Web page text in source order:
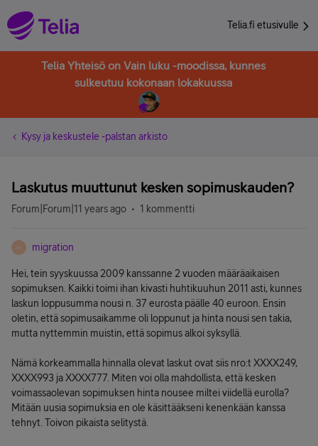
Telia.fi etusivulle
Telia Yhteisö on Vain luku -moodissa, kunnes
sulkeutuu kokonaan lokakuussa
Kysy ja keskustele -palstan arkisto
Laskutus muuttunut kesken sopimuskauden?
Forum|Forum|11 years ago 1 kommentti
M migration
Hei, tein syyskuussa 2009 kanssanne 2 vuoden määräaikaisen
sopimuksen. Kaikki toimi ihan kivasti huhtikuuhun 2011 asti, kunnes
laskun loppusumma nousi n. 37 eurosta päälle 40 euroon. Ensin
oletin, että sopimusaikamme oli loppunut ja hinta nousi sen takia,
mutta nyttemmin muistin, että sopimus alkoi syksyllä.
Nämä korkeammalla hinnalla olevat laskut ovat siis nro:t XXXX249,
XXXX993 ja XXXX777. Miten voi olla mahdollista, että kesken
voimassaolevan sopimuksen hinta nousee miltei viidellä eurolla?
Mitään uusia sopimuksia en ole käsittääkseni kenenkään kanssa
tehnyt. Toivon pikaista selitystä.